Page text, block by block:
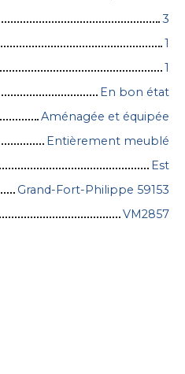
3
1
1
En bon état
Aménagée et équipée
Entièrement meublé
Est
Grand-Fort-Philippe 59153
VM2857